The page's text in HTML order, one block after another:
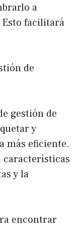
a
Esto facilitará
de
gestión de
y
más eficiente.
características
y la
encontrar